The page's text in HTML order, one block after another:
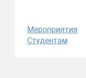
Мероприятия
Студентам